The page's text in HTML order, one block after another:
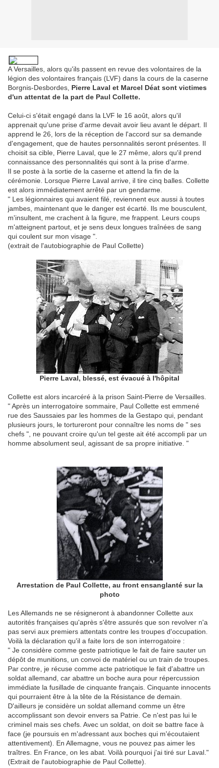
A Versailles, alors qu'ils passent en revue des volontaires de la
légion des volontaires français (LVF) dans la cours de la caserne
Borgnis-Desbordes, Pierre Laval et Marcel Déat sont victimes
d'un attentat de la part de Paul Collette.
Celui-ci s'était engagé dans la LVF le 16 août, alors qu'il
apprenait qu'une prise d'arme devait avoir lieu avant le départ. Il
apprend le 26, lors de la réception de l'accord sur sa demande
d'engagement, que de hautes personnalités seront présentes. Il
choisit sa cible, Pierre Laval, que le 27 même, alors qu'il prend
connaissance des personnalités qui sont à la prise d'arme.
Il se poste à la sortie de la caserne et attend la fin de la
cérémonie. Lorsque Pierre Laval arrive, il tire cinq balles. Collette
est alors immédiatement arrêté par un gendarme.
" Les légionnaires qui avaient filé, reviennent eux aussi à toutes
jambes, maintenant que le danger est écarté. Ils me bousculent,
m'insultent, me crachent à la figure, me frappent. Leurs coups
m'atteignent partout, et je sens deux longues traînées de sang
qui coulent sur mon visage ".
(extrait de l'autobiographie de Paul Collette)
Pierre Laval, blessé, est évacué à l'hôpital
Collette est alors incarcéré à la prison Saint-Pierre de Versailles.
" Après un interrogatoire sommaire, Paul Collette est emmené
rue des Saussaies par les hommes de la Gestapo qui, pendant
plusieurs jours, le tortureront pour connaître les noms de " ses
chefs ", ne pouvant croire qu'un tel geste ait été accompli par un
homme absolument seul, agissant de sa propre initiative. "
Arrestation de Paul Collette, au front ensanglanté sur la
photo
Les Allemands ne se résigneront à abandonner Collette aux
autorités françaises qu'après s'être assurés que son revolver n'a
pas servi aux premiers attentats contre les troupes d'occupation.
Voilà la déclaration qu'il a faite lors de son interrogatoire :
" Je considère comme geste patriotique le fait de faire sauter un
dépôt de munitions, un convoi de matériel ou un train de troupes.
Par contre, je récuse comme acte patriotique le fait d'abattre un
soldat allemand, car abattre un boche aura pour répercussion
immédiate la fusillade de cinquante français. Cinquante innocents
qui pourraient être à la tête de la Résistance de demain.
D'ailleurs je considère un soldat allemand comme un être
accomplissant son devoir envers sa Patrie. Ce n'est pas lui le
criminel mais ses chefs. Avec un soldat, on doit se battre face à
face (je poursuis en m'adressant aux boches qui m'écoutaient
attentivement). En Allemagne, vous ne pouvez pas aimer les
traîtres. En France, on les abat. Voilà pourquoi j'ai tiré sur Laval."
(Extrait de l'autobiographie de Paul Collette).